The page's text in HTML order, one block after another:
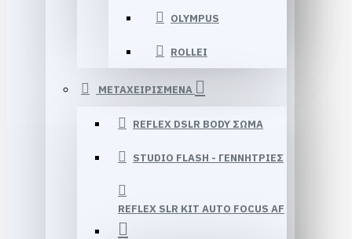
OLYMPUS
ROLLEI
ΜΕΤΑΧΕΙΡΙΣΜΕΝΑ
REFLEX DSLR BODY ΣΩΜΑ
STUDIO FLASH - ΓΕΝΝΉΤΡΙΕΣ
REFLEX SLR KIT AUTO FOCUS AF